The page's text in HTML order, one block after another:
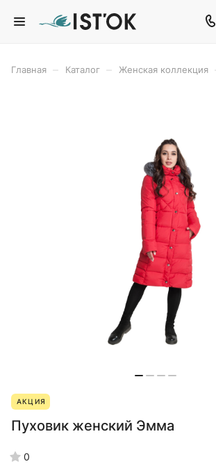
Главная Каталог Женская коллекция
АКЦИЯ
Пуховик женский Эмма
0